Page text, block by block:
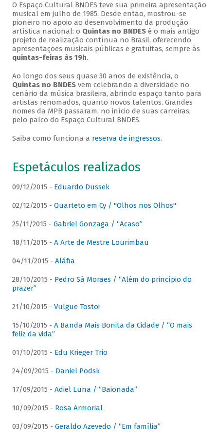
O Espaço Cultural BNDES teve sua primeira apresentação
musical em julho de 1985. Desde então, mostrou-se
pioneiro no apoio ao desenvolvimento da produção
artística nacional: o Quintas no BNDESé o mais antigo
projeto de realização contínua no Brasil, oferecendo
apresentações musicais públicas e gratuitas, sempre às
quintas-feiras às 19h.
Ao longo dos seus quase 30 anos de existência, o
Quintas no BNDESvem celebrando a diversidade no
cenário da música brasileira, abrindo espaço tanto para
artistas renomados, quanto novos talentos. Grandes
nomes da MPB passaram, no início de suas carreiras,
pelo palco do Espaço Cultural BNDES.
Saiba como funciona a reserva de ingressos.
Espetáculos realizados
09/12/2015 - Eduardo Dussek
02/12/2015 - Quarteto em Cy / "Olhos nos Olhos"
25/11/2015 - Gabriel Gonzaga / “Acaso”
18/11/2015 - A Arte de Mestre Lourimbau
04/11/2015 - Aláfia
28/10/2015 - Pedro Sá Moraes / “Além do princípio do
prazer”
21/10/2015 - Vulgue Tostoi
15/10/2015 - A Banda Mais Bonita da Cidade / “O mais
feliz da vida”
01/10/2015 - Edu Krieger Trio
24/09/2015 - Daniel Podsk
17/09/2015 - Adiel Luna / “Baionada”
10/09/2015 - Rosa Armorial
03/09/2015 - Geraldo Azevedo / “Em família”